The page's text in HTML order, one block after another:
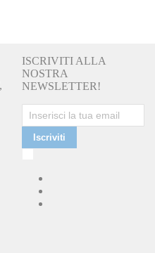
ISCRIVITI ALLA
NOSTRA
NEWSLETTER!
Iscriviti
e
accetto
la